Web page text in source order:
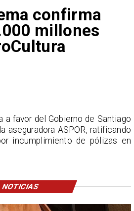
confirma
millones
a favor del Gobierno de Santiago
aseguradora ASPOR, ratificando
incumplimiento de pólizas en
NOTICIAS